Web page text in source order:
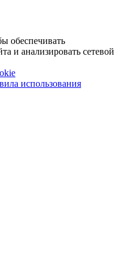
обеспечивать
и анализировать сетевой
использования